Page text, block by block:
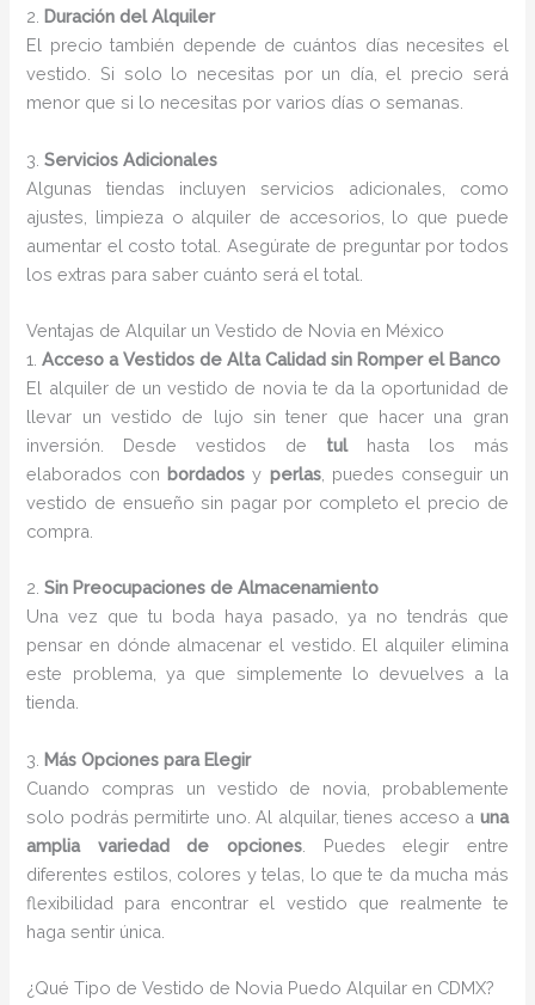
2. Duración del Alquiler
El precio también depende de cuántos días necesites el
vestido. Si solo lo necesitas por un día, el precio será
menor que si lo necesitas por varios días o semanas.
3.Servicios Adicionales
Algunas tiendas incluyen servicios adicionales, como
ajustes, limpieza o alquiler de accesorios, lo que puede
aumentar el costo total. Asegúrate de preguntar por todos
los extras para saber cuánto será el total.
Ventajas de Alquilar un Vestido de Novia en México
1.Acceso a Vestidos de Alta Calidad sin Romper el Banco
El alquiler de un vestido de novia te da la oportunidad de
llevar un vestido de lujo sin tener que hacer una gran
inversión. Desde vestidos de tulhasta los más
elaborados con bordados y perlas, puedes conseguir un
vestido de ensueño sin pagar por completo el precio de
compra.
2.Sin Preocupaciones de Almacenamiento
Una vez que tu boda haya pasado, ya no tendrás que
pensar en dónde almacenar el vestido. El alquiler elimina
este problema, ya que simplemente lo devuelves a la
tienda.
3. Más Opciones para Elegir
Cuando compras un vestido de novia, probablemente
solo podrás permitirte uno. Al alquilar, tienes acceso a una
amplia variedad de opciones . Puedes elegir entre
diferentes estilos, colores y telas, lo que te da mucha más
flexibilidad para encontrar el vestido que realmente te
haga sentir única.
¿Qué Tipo de Vestido de Novia Puedo Alquilar en CDMX?